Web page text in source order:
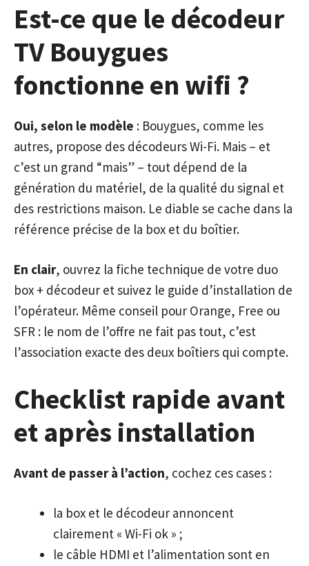
Est-ce que le décodeur
TV Bouygues
fonctionne en wifi ?
Oui, selon le modèle : Bouygues, comme les
autres, propose des décodeurs Wi-Fi. Mais – et
c’est un grand “mais” – tout dépend de la
génération du matériel, de la qualité du signal et
des restrictions maison. Le diable se cache dans la
référence précise de la box et du boîtier.
En clair, ouvrez la fiche technique de votre duo
box + décodeur et suivez le guide d’installation de
l’opérateur. Même conseil pour Orange, Free ou
SFR : le nom de l’offre ne fait pas tout, c’est
l’association exacte des deux boîtiers qui compte.
Checklist rapide avant
et après installation
Avant de passer à l’action, cochez ces cases :
la box et le décodeur annoncent
clairement « Wi-Fi ok » ;
le câble HDMI et l’alimentation sont en